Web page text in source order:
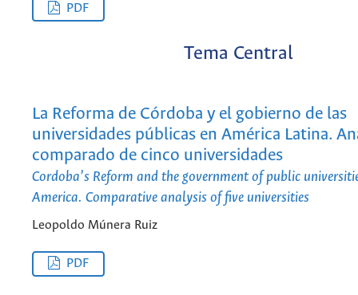
PDF
Tema Central
La Reforma de Córdoba y el gobierno de las
universidades públicas en América Latina.
comparado de cinco universidades
Cordoba’s Reform and the government of public
America. Comparative analysis of five universities
Leopoldo Múnera Ruiz
PDF